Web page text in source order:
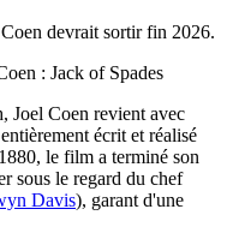
devrait sortir fin 2026.
Joel Coen revient avec
écrit et réalisé
le film a terminé son
sous le regard du chef
Davis), garant d'une